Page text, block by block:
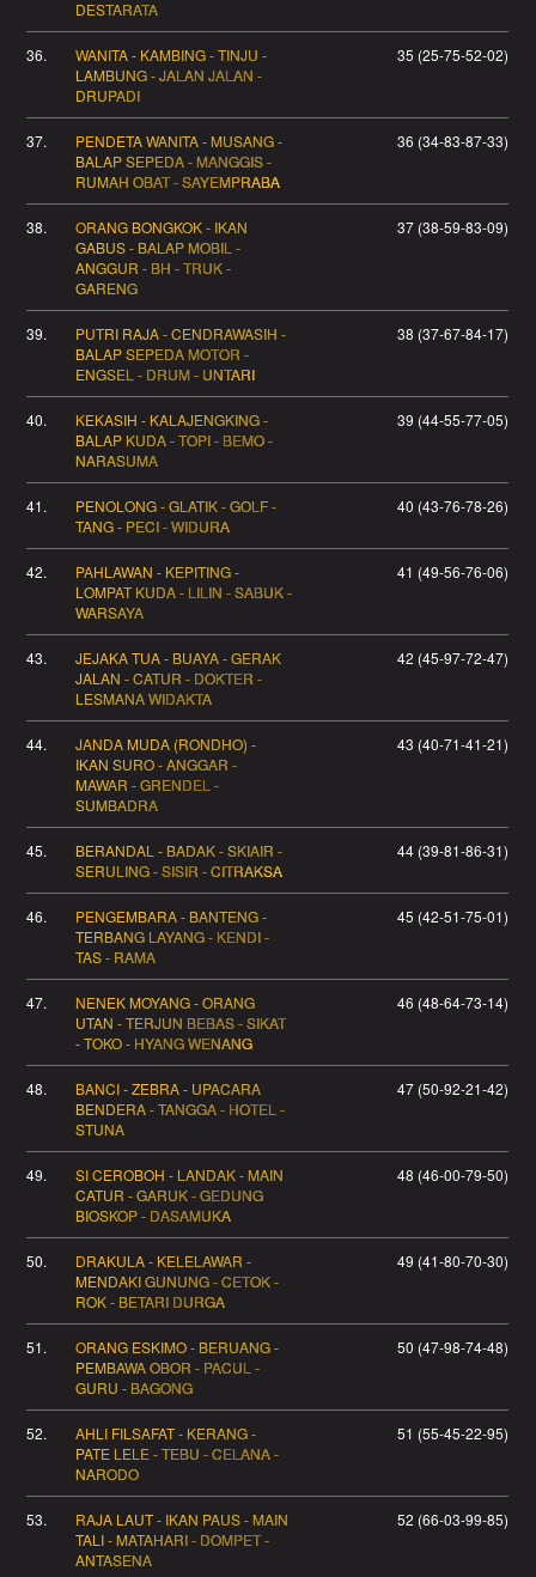
DESTARATA
36.
WANITA - KAMBING - TINJU -
LAMBUNG - JALAN JALAN -
DRUPADI
35 (25-75-52-02)
37.
PENDETA WANITA - MUSANG -
BALAP SEPEDA - MANGGIS -
RUMAH OBAT - SAYEMPRABA
36 (34-83-87-33)
38.
ORANG BONGKOK - IKAN
GABUS - BALAP MOBIL -
ANGGUR - BH - TRUK -
GARENG
37 (38-59-83-09)
39.
PUTRI RAJA - CENDRAWASIH -
BALAP SEPEDA MOTOR -
ENGSEL - DRUM - UNTARI
38 (37-67-84-17)
40.
KEKASIH - KALAJENGKING -
BALAP KUDA - TOPI - BEMO -
NARASUMA
39 (44-55-77-05)
41.
PENOLONG - GLATIK - GOLF -
TANG - PECI - WIDURA
40 (43-76-78-26)
42.
PAHLAWAN - KEPITING -
LOMPAT KUDA - LILIN - SABUK -
WARSAYA
41 (49-56-76-06)
43.
JEJAKA TUA - BUAYA - GERAK
JALAN - CATUR - DOKTER -
LESMANA WIDAKTA
42 (45-97-72-47)
44.
JANDA MUDA (RONDHO) -
IKAN SURO - ANGGAR -
MAWAR - GRENDEL -
SUMBADRA
43 (40-71-41-21)
45.
BERANDAL - BADAK - SKIAIR -
SERULING - SISIR - CITRAKSA
44 (39-81-86-31)
46.
PENGEMBARA - BANTENG -
TERBANG LAYANG - KENDI -
TAS - RAMA
45 (42-51-75-01)
47.
NENEK MOYANG - ORANG
UTAN - TERJUN BEBAS - SIKAT
- TOKO - HYANG WENANG
46 (48-64-73-14)
48.
BANCI - ZEBRA - UPACARA
BENDERA - TANGGA - HOTEL -
STUNA
47 (50-92-21-42)
49.
SI CEROBOH - LANDAK - MAIN
CATUR - GARUK - GEDUNG
BIOSKOP - DASAMUKA
48 (46-00-79-50)
50.
DRAKULA - KELELAWAR -
MENDAKI GUNUNG - CETOK -
ROK - BETARI DURGA
49 (41-80-70-30)
51.
ORANG ESKIMO - BERUANG -
PEMBAWA OBOR - PACUL -
GURU - BAGONG
50 (47-98-74-48)
52.
AHLI FILSAFAT - KERANG -
PATE LELE - TEBU - CELANA -
NARODO
51 (55-45-22-95)
53.
RAJA LAUT - IKAN PAUS - MAIN
TALI - MATAHARI - DOMPET -
ANTASENA
52 (66-03-99-85)